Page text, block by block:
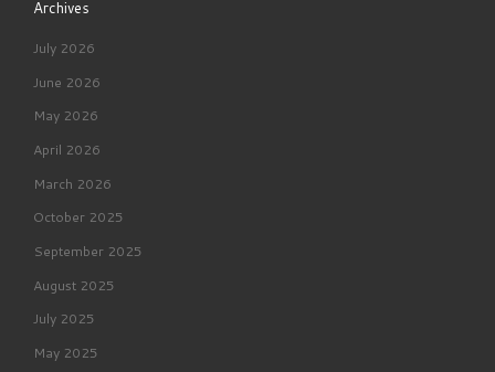
Archives
July 2026
June 2026
May 2026
April 2026
March 2026
October 2025
September 2025
August 2025
July 2025
May 2025